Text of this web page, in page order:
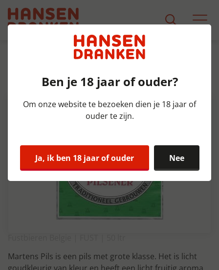
Product Detail
Martens Pils Fust 50 ltr 5%
Martens Pils is een pils met grote klasse. Het is licht
Ben je 18 jaar of ouder?
Om onze website te bezoeken dien je 18 jaar of
ouder te zijn.
Ja, ik ben 18 jaar of ouder Nee